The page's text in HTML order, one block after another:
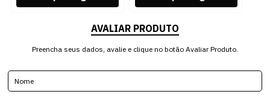
AVALIAR PRODUTO
Preencha seus dados, avalie e clique no botão Avaliar Produto.